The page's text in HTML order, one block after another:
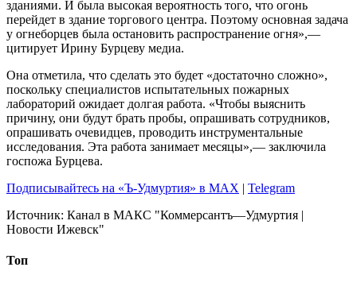
зданиями. И была высокая вероятность того, что огонь
перейдет в здание торгового центра. Поэтому основная задача
у огнеборцев была остановить распространение огня»,—
цитирует Ирину Бурцеву медиа.
Она отметила, что сделать это будет «достаточно сложно»,
поскольку специалистов испытательных пожарных
лабораторий ожидает долгая работа. «Чтобы выяснить
причину, они будут брать пробы, опрашивать сотрудников,
опрашивать очевидцев, проводить инструментальные
исследования. Эта работа занимает месяцы»,— заключила
госпожа Бурцева.
Подписывайтесь на «Ъ-Удмуртия» в MAX | Telegram
Источник: Канал в МАКС "Коммерсантъ—Удмуртия |
Новости Ижевск"
Топ